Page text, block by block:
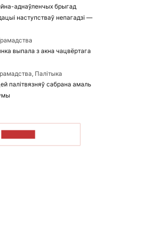
аднаўленчых брыгад
наступстваў непагадзі —
выпала з акна чацвёртага
Палітыка
палітвязняў сабрана амаль